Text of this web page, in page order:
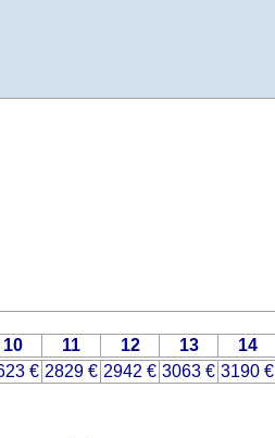
10 11 12 13 14
€ 2829 € 2942 € 3063 € 3190 €